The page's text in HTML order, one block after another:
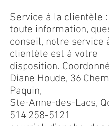
Service à la clientèle
toute information,
conseil, notre service
clientèle est à votre
disposition.
Diane Houde, 36
Paquin,
Ste-Anne-des-Lacs,
514 258-5121